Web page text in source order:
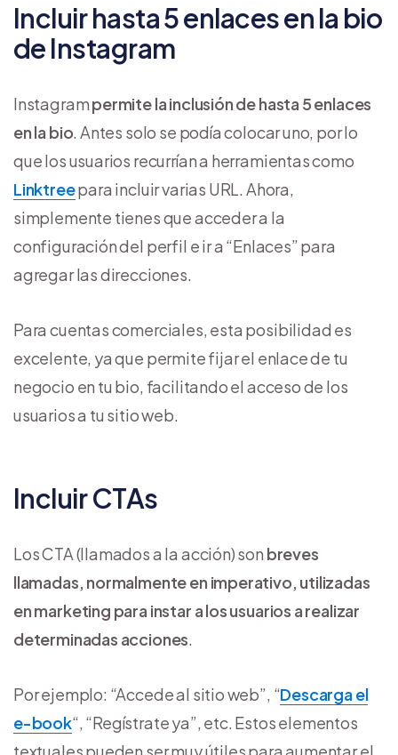
Incluir hasta 5 enlaces en la bio
de Instagram
Instagrampermite la inclusión de hasta 5 enlaces
en la bio. Antes solo se podía colocar uno, por lo
que los usuarios recurrían a herramientas como
Linktreepara incluir varias URL. Ahora,
simplemente tienes que acceder a la
configuración del perfil e ir a “Enlaces” para
agregar las direcciones.
Para cuentas comerciales, esta posibilidad es
excelente, ya que permite fijar el enlace de tu
negocio en tu bio, facilitando el acceso de los
usuarios a tu sitio web.
Incluir CTAs
Los CTA (llamados a la acción) son breves
llamadas, normalmente en imperativo, utilizadas
en marketing para instar a los usuarios a realizar
determinadas acciones.
Por ejemplo: “Accede al sitio web”, “Descarga el
e-book“, “Regístrate ya”, etc. Estos elementos